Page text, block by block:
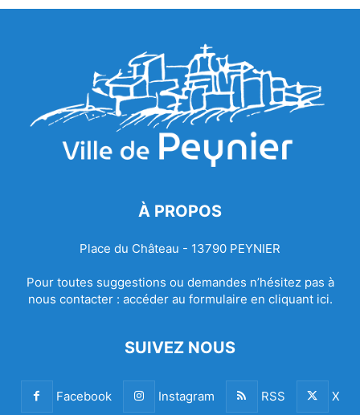
À PROPOS
Place du Château - 13790 PEYNIER
Pour toutes suggestions ou demandes n’hésitez pas à
nous contacter : accéder au formulaire en cliquant ici.
SUIVEZ NOUS
Facebook Instagram RSS X